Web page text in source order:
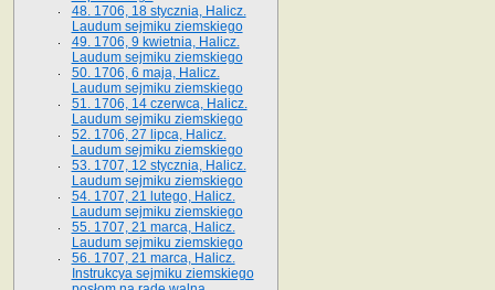
48. 1706, 18 stycznia, Halicz.
Laudum sejmiku ziemskiego
49. 1706, 9 kwietnia, Halicz.
Laudum sejmiku ziemskiego
50. 1706, 6 maja, Halicz.
Laudum sejmiku ziemskiego
51. 1706, 14 czerwca, Halicz.
Laudum sejmiku ziemskiego
52. 1706, 27 lipca, Halicz.
Laudum sejmiku ziemskiego
53. 1707, 12 stycznia, Halicz.
Laudum sejmiku ziemskiego
54. 1707, 21 lutego, Halicz.
Laudum sejmiku ziemskiego
55. 1707, 21 marca, Halicz.
Laudum sejmiku ziemskiego
56. 1707, 21 marca, Halicz.
Instrukcya sejmiku ziemskiego